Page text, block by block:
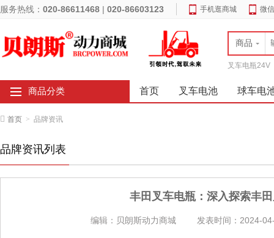
服务热线： 020-86611468 | 020-86603123 手机逛商城 微
商品
叉车电瓶24V
商品分类 首页 叉车电池 球车电
首页 > 品牌资讯
品牌资讯列表
丰田叉车电瓶：深入探索丰
编辑：贝朗斯动力商城 发表时间：2024-